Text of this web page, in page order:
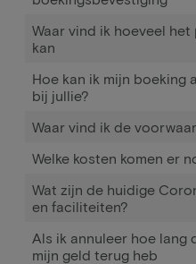
Waar vind ik hoeveel
kan
Hoe kan ik mijn boeking
bij jullie?
Waar vind ik de
Welke kosten komen er
Wat zijn de huidige
en faciliteiten?
Als ik annuleer hoe
mijn geld terug heb